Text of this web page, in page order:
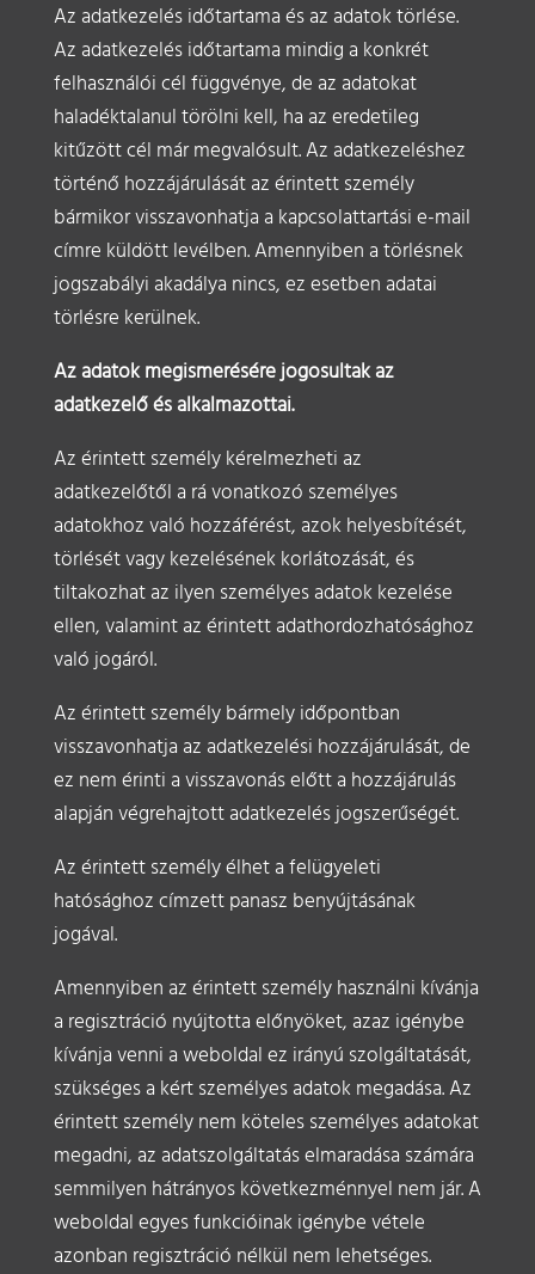
Az adatkezelés időtartama és az adatok törlése.
Az adatkezelés időtartama mindig a konkrét
felhasználói cél függvénye, de az adatokat
haladéktalanul törölni kell, ha az eredetileg
kitűzött cél már megvalósult. Az adatkezeléshez
történő hozzájárulását az érintett személy
bármikor visszavonhatja a kapcsolattartási e-mail
címre küldött levélben. Amennyiben a törlésnek
jogszabályi akadálya nincs, ez esetben adatai
törlésre kerülnek.
Az adatok megismerésére jogosultak az
adatkezelő és alkalmazottai.
Az érintett személy kérelmezheti az
adatkezelőtől a rá vonatkozó személyes
adatokhoz való hozzáférést, azok helyesbítését,
törlését vagy kezelésének korlátozását, és
tiltakozhat az ilyen személyes adatok kezelése
ellen, valamint az érintett adathordozhatósághoz
való jogáról.
Az érintett személy bármely időpontban
visszavonhatja az adatkezelési hozzájárulását, de
ez nem érinti a visszavonás előtt a hozzájárulás
alapján végrehajtott adatkezelés jogszerűségét.
Az érintett személy élhet a felügyeleti
hatósághoz címzett panasz benyújtásának
jogával.
Amennyiben az érintett személy használni kívánja
a regisztráció nyújtotta előnyöket, azaz igénybe
kívánja venni a weboldal ez irányú szolgáltatását,
szükséges a kért személyes adatok megadása. Az
érintett személy nem köteles személyes adatokat
megadni, az adatszolgáltatás elmaradása számára
semmilyen hátrányos következménnyel nem jár. A
weboldal egyes funkcióinak igénybe vétele
azonban regisztráció nélkül nem lehetséges.